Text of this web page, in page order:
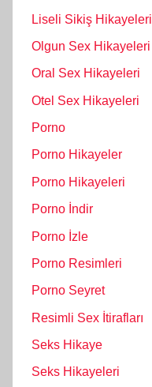
Liseli Sikiş Hikayeleri
Olgun Sex Hikayeleri
Oral Sex Hikayeleri
Otel Sex Hikayeleri
Porno
Porno Hikayeler
Porno Hikayeleri
Porno İndir
Porno İzle
Porno Resimleri
Porno Seyret
Resimli Sex İtirafları
Seks Hikaye
Seks Hikayeleri